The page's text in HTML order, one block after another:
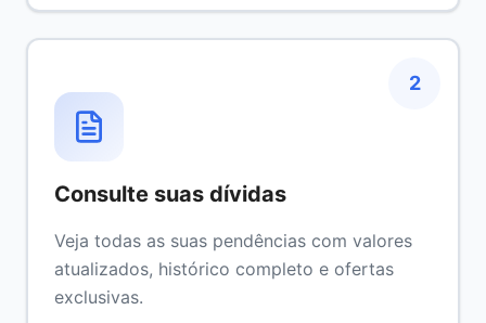
2
Consulte suas dívidas
Veja todas as suas pendências com valores
atualizados, histórico completo e ofertas
exclusivas.